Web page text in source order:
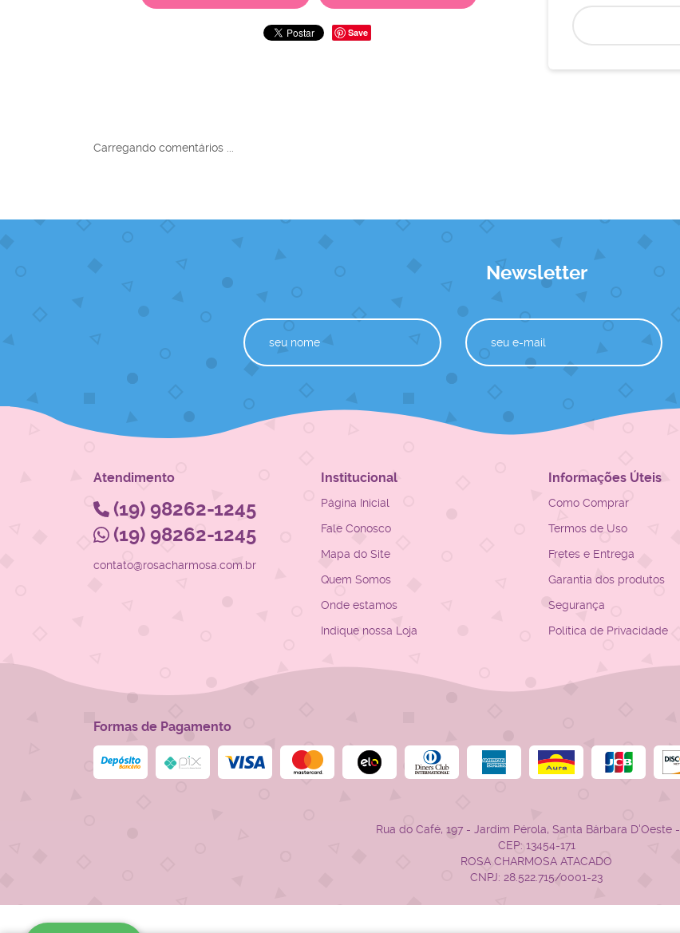
Save
Carregando comentários ...
Newsletter
Atendimento
(19) 98262-1245
(19) 98262-1245
contato@rosacharmosa.com.br
Institucional
Página Inicial
Fale Conosco
Mapa do Site
Quem Somos
Onde estamos
Indique nossa Loja
Informações Úteis
Como Comprar
Termos de Uso
Fretes e Entrega
Garantia dos produtos
Segurança
Política de Privacidade
Formas de Pagamento
Rua do Café, 197- Jardim Pérola, Santa Bárbara D'Oeste-
CEP: 13454-171
ROSA CHARMOSA ATACADO
CNPJ: 28.522.715/0001-23